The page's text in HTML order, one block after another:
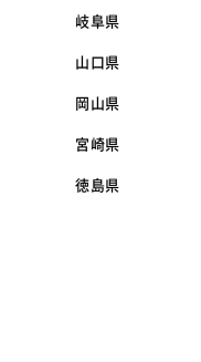
岐阜県
山口県
岡山県
宮崎県
徳島県